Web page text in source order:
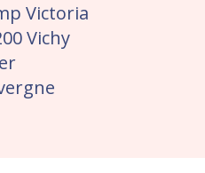
Victoria
Vichy